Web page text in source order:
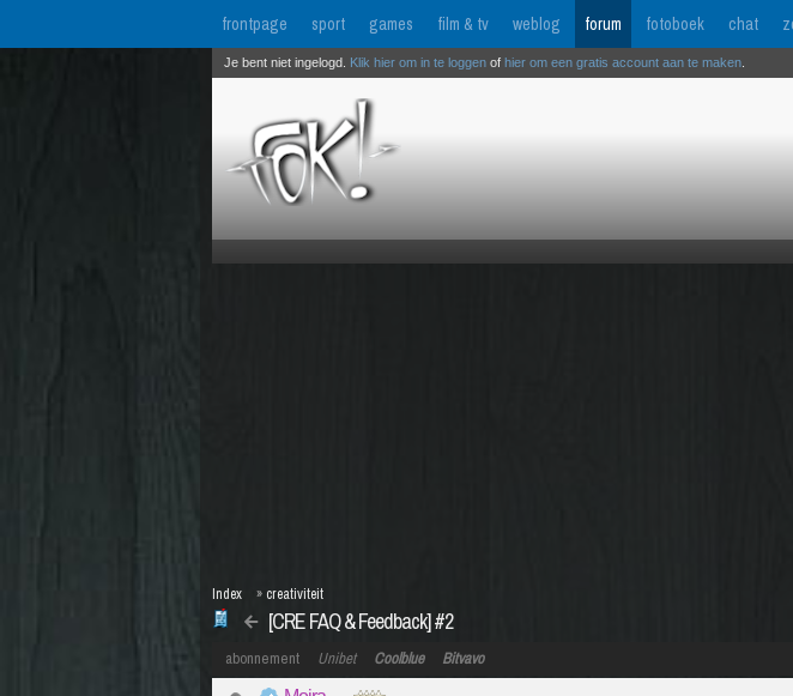
frontpage sport games film & tv weblog forum fotoboek chat
Je bent niet ingelogd. Klik hier om in te loggen of hier om een gratis account aan te maken
[CRE FAQ & Feedback] #2
Index » creativiteit
abonnement Unibet Coolblue Bitvavo